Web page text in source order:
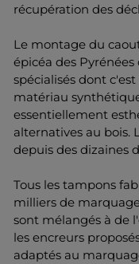
récupération des
Le montage du
épicéa des
spécialisés dont
matériau
essentiellement
alternatives au bois.
depuis des dizaines
Tous les tampons
milliers de
sont mélangés à de
les encreurs
adaptés au